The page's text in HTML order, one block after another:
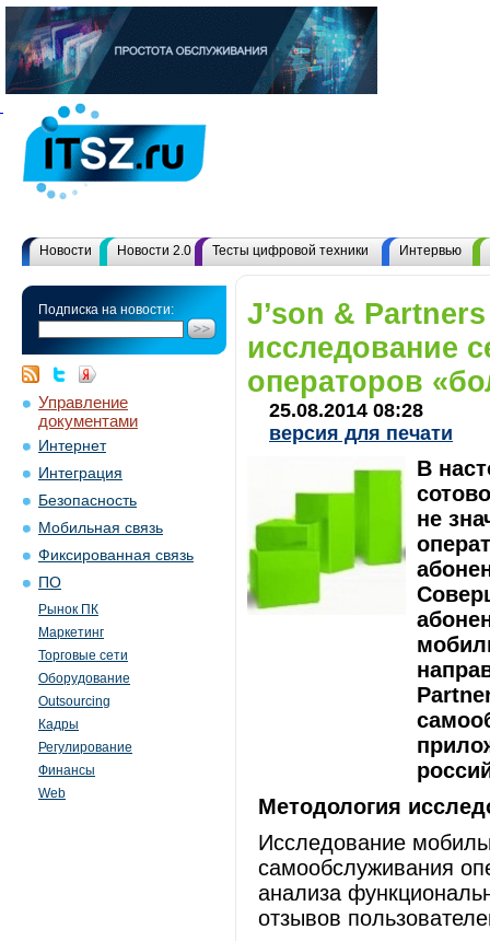
Новости Новости 2.0 Тесты цифровой техники Интервью
Подписка на новости:
Управление
документами
Интернет
Интеграция
Безопасность
Мобильная связь
Фиксированная связь
ПО
Рынок ПК
Маркетинг
Торговые сети
Оборудование
Outsourcing
Кадры
Регулирование
Финансы
Web
J’son &
исследование
операторов
25.08.2014 08:28
версия для печати
В
не
Методология
Исследование
самообслуживания
анализа
отзывов